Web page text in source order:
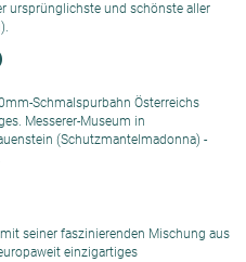
ursprünglichste und schönste aller
Schmalspurbahn Österreichs
Messerer-Museum in
(Schutzmantelmadonna) -
seiner faszinierenden Mischung aus
einzigartiges